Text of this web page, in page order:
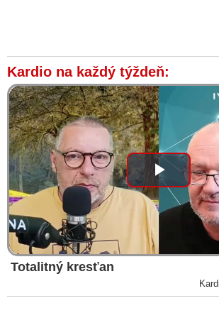
Kardio na každý týždeň:
Play
Video
Totalitný kresťan